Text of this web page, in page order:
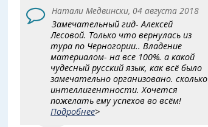
Натали Медвински, 04 августа 2018
Замечательный гид- Алексей
Лесовой. Только что вернулась из
тура по Черногории.. Владение
материалом- на все 100%. а какой
чудесный русский язык, как всё было
замечательно организовано. сколько
интеллигентности. Хочется
пожелать ему успехов во всём!
Подробнее>